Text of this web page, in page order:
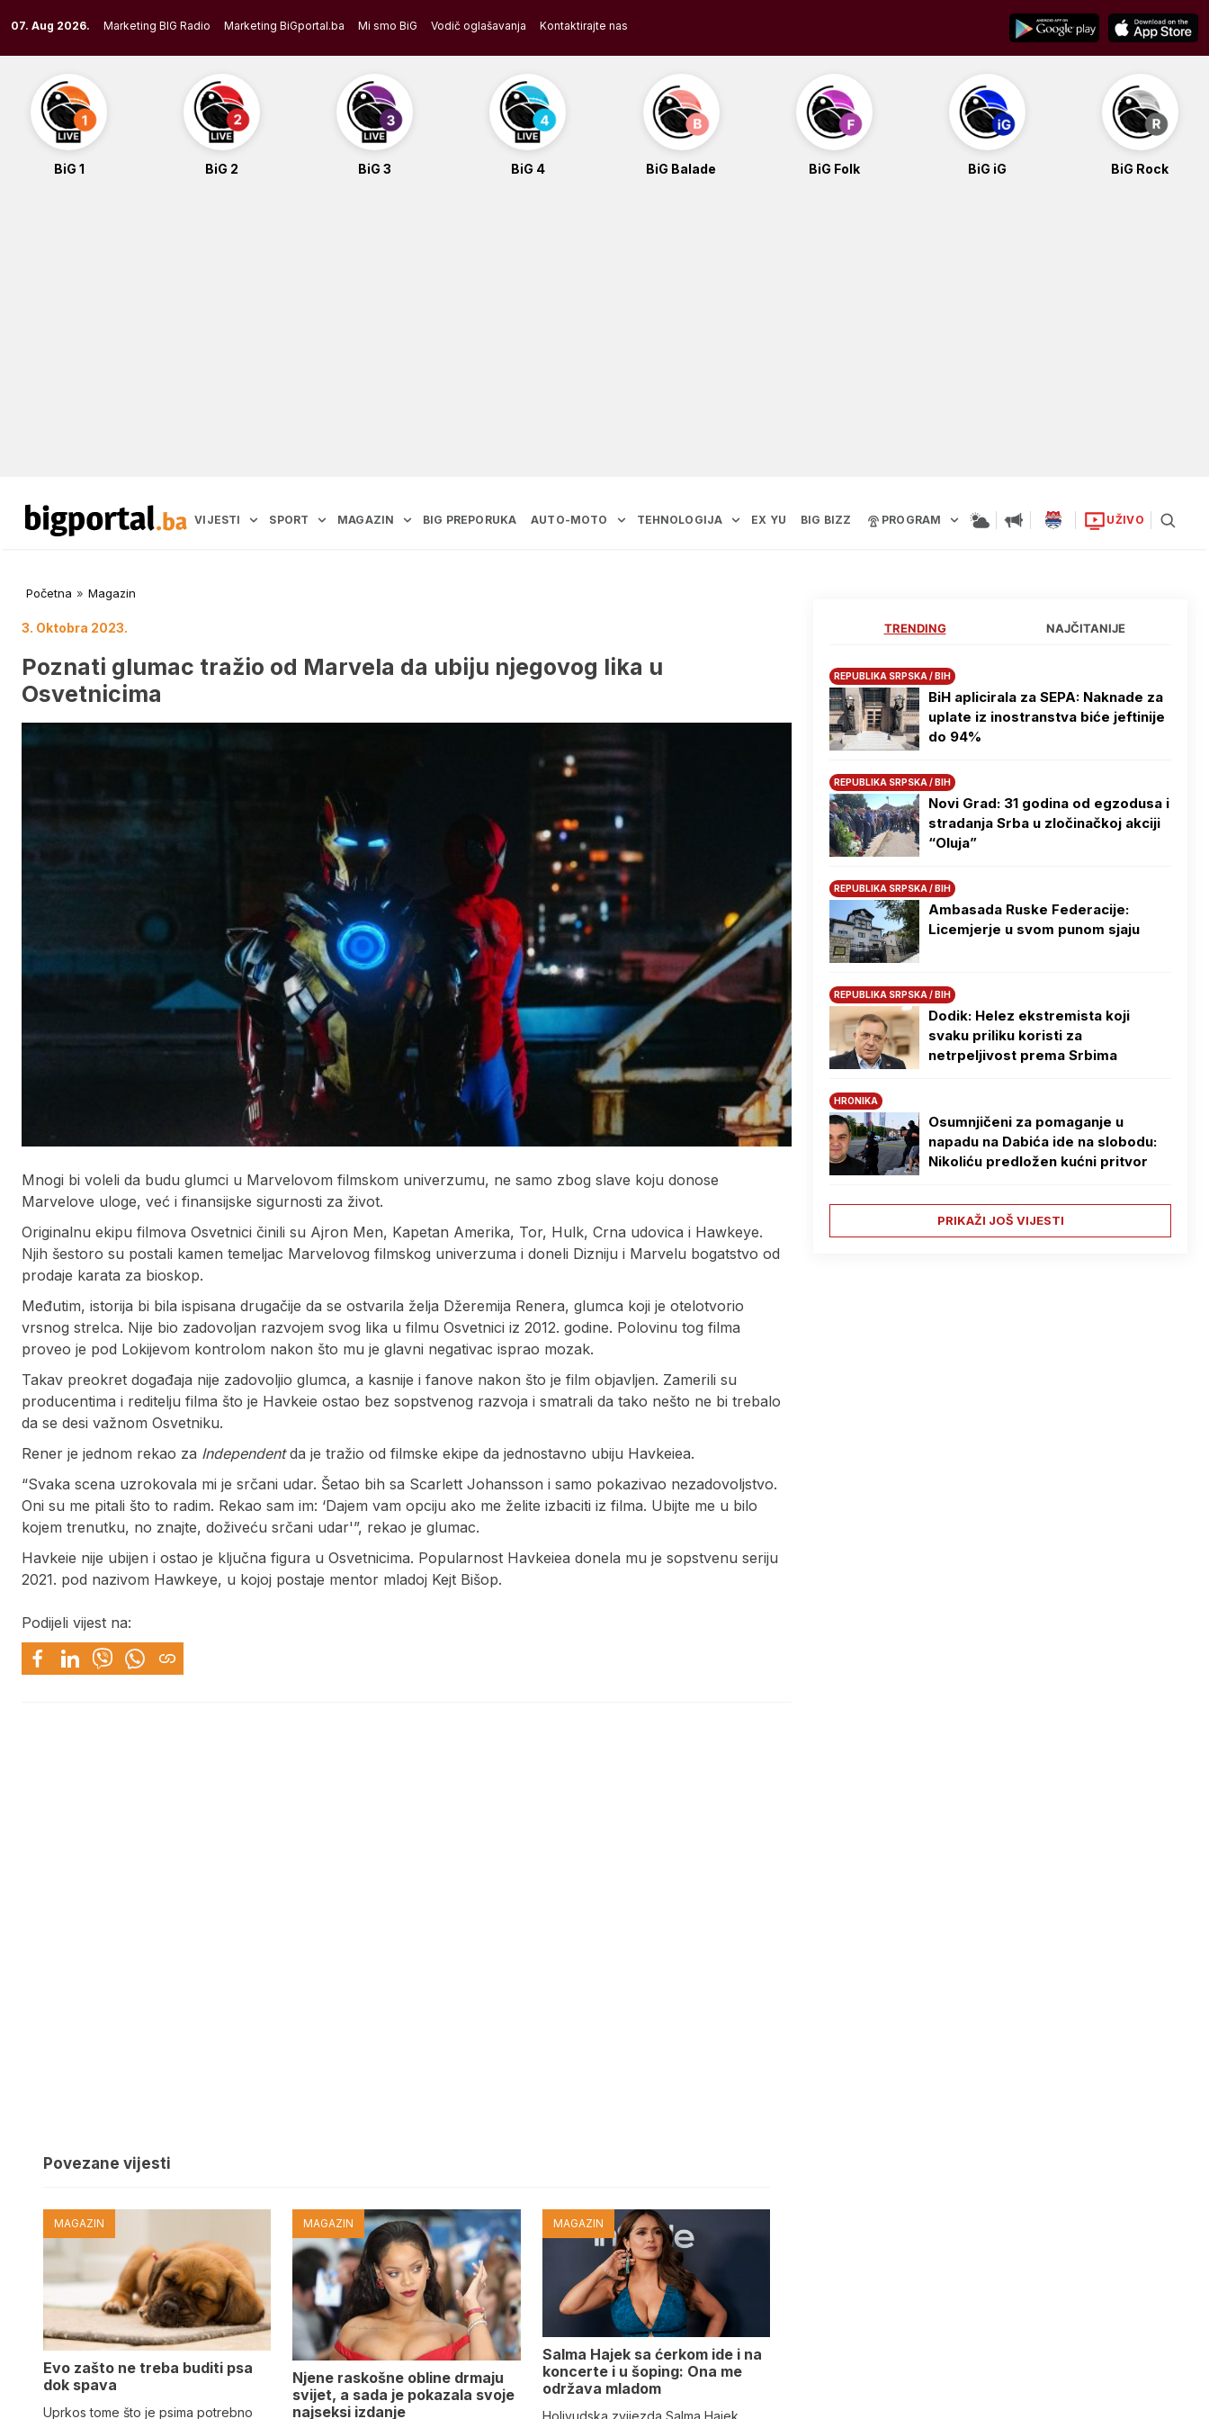
to
content
07. Aug 2026. Marketing BIG Radio Marketing BiGportal.ba Mi smo BiG Vodič oglašavanja Kontaktirajte nas
BiG 1 BiG 2 BiG 3 BiG 4 BiG Balade BiG Folk BiG iG BiG Rock
VIJESTI SPORT MAGAZIN BIG PREPORUKA AUTO-MOTO TEHNOLOGIJA EX YU BIG BIZZ PROGRAM UŽIVO
Početna » Magazin
3. Oktobra 2023.
Poznati glumac tražio od Marvela da ubiju njegovog lika u
Osvetnicima
Mnogi bi voleli da budu glumci u Marvelovom filmskom univerzumu, ne samo zbog slave koju donose
Marvelove uloge, već i finansijske sigurnosti za život.
Originalnu ekipu filmova Osvetnici činili su Ajron Men, Kapetan Amerika, Tor, Hulk, Crna udovica i Hawkeye.
Njih šestoro su postali kamen temeljac Marvelovog filmskog univerzuma i doneli Dizniju i Marvelu bogatstvo od
prodaje karata za bioskop.
Međutim, istorija bi bila ispisana drugačije da se ostvarila želja Džeremija Renera, glumca koji je otelotvorio
vrsnog strelca. Nije bio zadovoljan razvojem svog lika u filmu Osvetnici iz 2012. godine. Polovinu tog filma
proveo je pod Lokijevom kontrolom nakon što mu je glavni negativac isprao mozak.
Takav preokret događaja nije zadovoljio glumca, a kasnije i fanove nakon što je film objavljen. Zamerili su
producentima i reditelju filma što je Havkeie ostao bez sopstvenog razvoja i smatrali da tako nešto ne bi trebalo
da se desi važnom Osvetniku.
Rener je jednom rekao za Independentda je tražio od filmske ekipe da jednostavno ubiju Havkeiea.
“Svaka scena uzrokovala mi je srčani udar. Šetao bih sa Scarlett Johansson i samo pokazivao nezadovoljstvo.
Oni su me pitali što to radim. Rekao sam im: ‘Dajem vam opciju ako me želite izbaciti iz filma. Ubijte me u bilo
kojem trenutku, no znajte, doživeću srčani udar'”, rekao je glumac.
Havkeie nije ubijen i ostao je ključna figura u Osvetnicima. Popularnost Havkeiea donela mu je sopstvenu seriju
2021. pod nazivom Hawkeye, u kojoj postaje mentor mladoj Kejt Bišop.
Podijeli vijest na:
Povezane vijesti
MAGAZIN
Evo zašto ne treba buditi psa
dok spava
Uprkos tome što je psima potrebno
MAGAZIN
Njene raskošne obline drmaju
svijet, a sada je pokazala svoje
najseksi izdanje
MAGAZIN
Salma Hajek sa ćerkom ide i na
koncerte i u šoping: Ona me
održava mladom
Holivudska zvijezda Salma Hajek
TRENDING NAJČITANIJE
REPUBLIKA SRPSKA / BIH
BiH aplicirala za SEPA: Naknade za
uplate iz inostranstva biće jeftinije
do 94%
REPUBLIKA SRPSKA / BIH
Novi Grad: 31 godina od egzodusa i
stradanja Srba u zločinačkoj akciji
“Oluja”
REPUBLIKA SRPSKA / BIH
Ambasada Ruske Federacije:
Licemjerje u svom punom sjaju
REPUBLIKA SRPSKA / BIH
Dodik: Helez ekstremista koji
svaku priliku koristi za
netrpeljivost prema Srbima
HRONIKA
Osumnjičeni za pomaganje u
napadu na Dabića ide na slobodu:
Nikoliću predložen kućni pritvor
PRIKAŽI JOŠ VIJESTI